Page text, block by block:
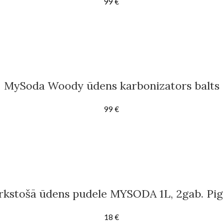
MySoda Woody ūdens karbonizators balts
99 €
ūdens pudele MYSODA 1L, 2gab.
18 €